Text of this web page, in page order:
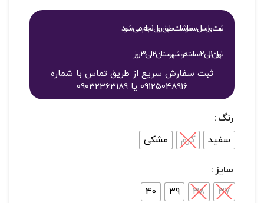
ثبت و ارسال سفارشات طبق روال انجام می شود
تهران 1 الی 2 ساعته و شهرستان 2 الی 3 روز
ثبت سفارش سریع از طریق تماس با شماره
09125048916 یا 09032363189
رنگ
سفید
کرم مشکی
سایز
37
38
39
40